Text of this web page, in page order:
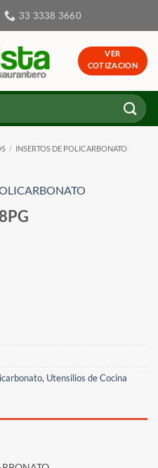
33 3338 3660
VER
COTIZACION
/ INSERTOS DE POLICARBONATO
, Utensilios de Cocina